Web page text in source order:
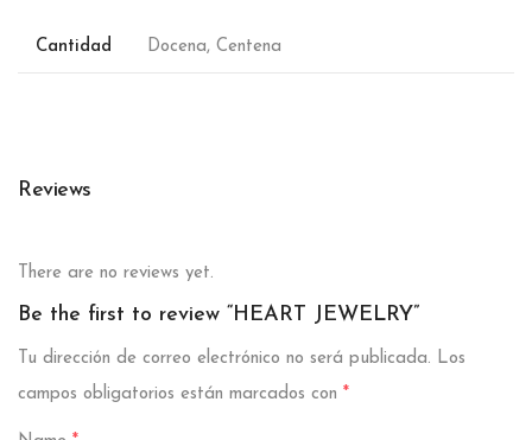
Cantidad Docena, Centena
Reviews
There are no reviews yet.
Be the first to review “HEART JEWELRY”
Tu dirección de correo electrónico no será publicada. Los
campos obligatorios están marcados con *